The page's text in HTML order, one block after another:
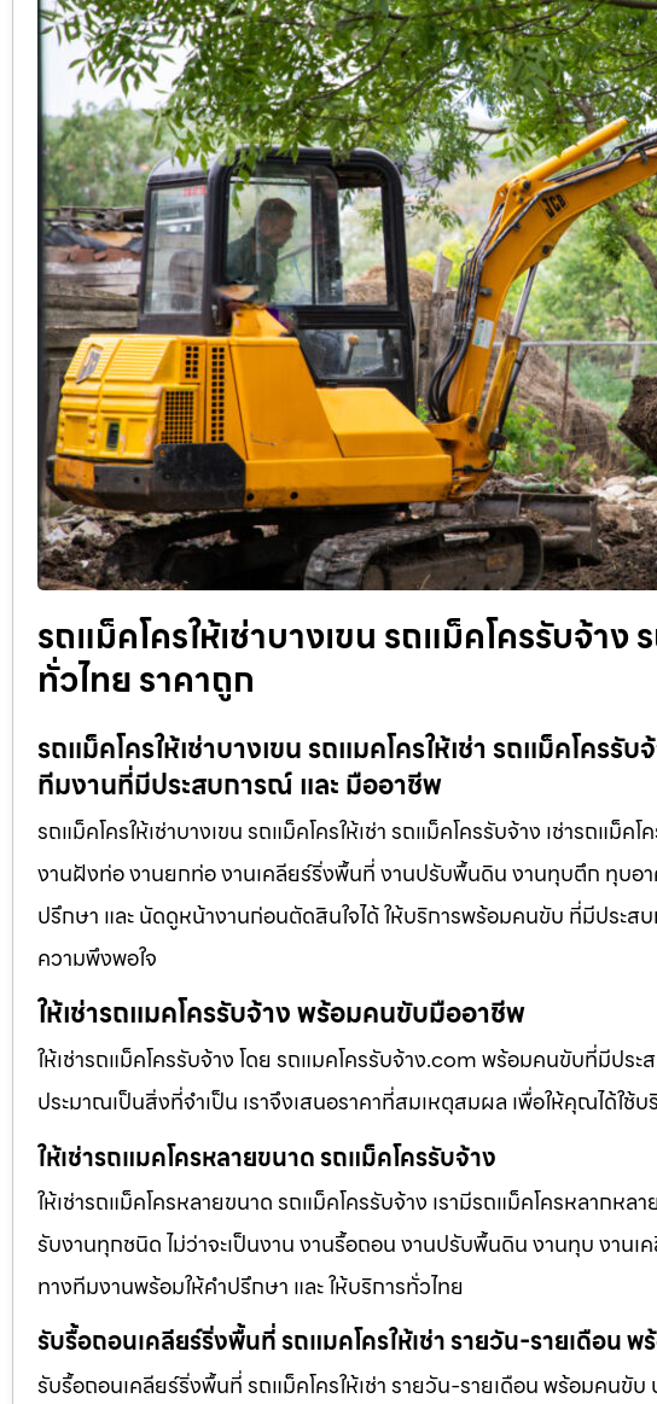
รถแม็คโครให้เช่าบางเขน รถแม็คโครรับจ้าง
ทั่วไทย ราคาถูก
รถแม็คโครให้เช่าบางเขน รถแมคโครให้เช่า รถแม็คโคร
ทีมงานที่มีประสบการณ์ และ มืออาชีพ
รถแม็คโครให้เช่าบางเขน รถแม็คโครให้เช่า รถแม็คโครรับจ้าง เช่ารถแม็
งานฝังท่อ งานยกท่อ งานเคลียร์ริ่งพื้นที่ งานปรับพื้นดิน งานทุบตึก ทุบอา
ปรึกษา และ นัดดูหน้างานก่อนตัดสินใจได้ ให้บริการพร้อมคนขับ ที่มีประ
ความพึงพอใจ
ให้เช่ารถแมคโครรับจ้าง พร้อมคนขับมืออาชีพ
ให้เช่ารถแม็คโครรับจ้าง โดย รถแมคโครรับจ้าง.com พร้อมคนขับที่มีปร
ประมาณเป็นสิ่งที่จำเป็น เราจึงเสนอราคาที่สมเหตุสมผล เพื่อให้คุณได้ใช้
ให้เช่ารถแมคโครหลายขนาด รถแม็คโครรับจ้าง
ให้เช่ารถแม็คโครหลายขนาด รถแม็คโครรับจ้าง เรามีรถแม็คโครหลากห
รับงานทุกชนิด ไม่ว่าจะเป็นงาน งานรื้อถอน งานปรับพื้นดิน งานทุบ งาน
ทางทีมงานพร้อมให้คำปรึกษา และ ให้บริการทั่วไทย
รับรื้อถอนเคลียร์ริ่งพื้นที่ รถแมคโครให้เช่า รายวัน-รายเดือน
รับรื้อถอนเคลียร์ริ่งพื้นที่ รถแม็คโครให้เช่า รายวัน-รายเดือน พร้อมคนขั